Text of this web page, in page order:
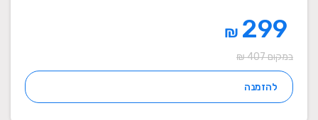
₪
במקום 407 ₪
להזמנה